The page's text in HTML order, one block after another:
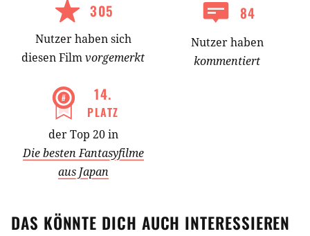
305
Nutzerhabensich
diesen Filmvorgemerkt
84
Nutzer haben
kommentiert
14.
PLATZ
der Top 20 in
Die besten Fantasyfilme
aus Japan
DAS KÖNNTE DICH AUCH INTERESSIEREN